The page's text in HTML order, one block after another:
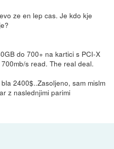
ze en lep cas. Je kdo kje
do 700+ na kartici s PCI-X
s read. The real deal.
2400$..Zasoljeno, sam mislm
z naslednjimi parimi